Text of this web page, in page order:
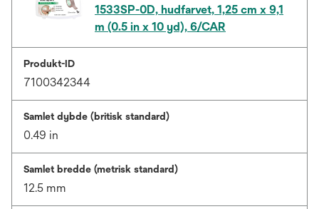
1533SP-0D, hudfarvet, 1,25 cm x 9,1
m (0.5 in x 10 yd), 6/CAR
Produkt-ID
7100342344
Samlet dybde (britisk standard)
0.49 in
Samlet bredde (metrisk standard)
12.5 mm